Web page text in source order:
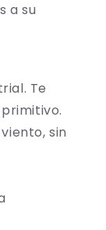
a su
Te
sin